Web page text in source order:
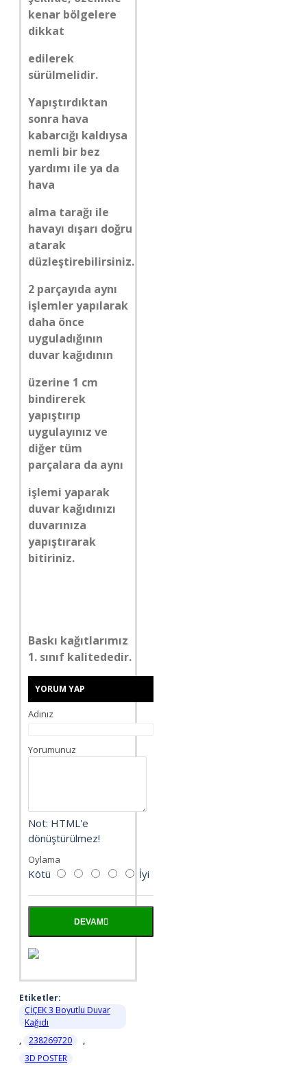
kenar bölgelere
dikkat
edilerek
sürülmelidir.
Yapıştırdıktan
sonra hava
kabarcığı kaldıysa
nemli bir bez
yardımı ile ya da
hava
alma tarağı ile
havayı dışarı doğru
atarak
düzleştirebilirsiniz.
2 parçayıda aynı
işlemler yapılarak
daha önce
uyguladığının
duvar kağıdının
üzerine 1 cm
bindirerek
yapıştırıp
uygulayınız ve
diğer tüm
parçalara da aynı
işlemi yaparak
duvar kağıdınızı
duvarınıza
yapıştırarak
bitiriniz.
Baskı kağıtlarımız
1. sınıf kalitededir.
YORUM YAP
Adınız
Yorumunuz
Not: HTML'e
dönüştürülmez!
Oylama
Kötü İyi
DEVAM
Etiketler:
ÇİÇEK 3 Boyutlu Duvar
Kağıdı
,
238269720
,
3D POSTER